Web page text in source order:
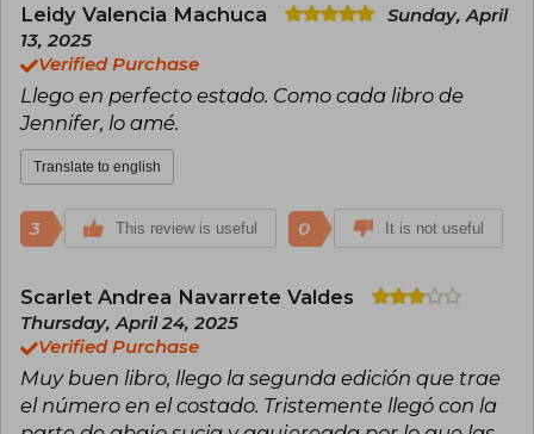
fiction, the latter under the pseudonym J. Lynn.
Elements, Wicked, and Frigid series, as well as
standalone novels like Cursed and Never Say
Always. With multiple awards and millions of
copies sold, Armentrout continues to dominate
Leidy Valencia Machuca
Sunday, April
13, 2025
Verified Purchase
Llego en perfecto estado. Como cada libro de
Jennifer, lo amé.
Translate to english
3 This review is useful 0 It is not useful
Scarlet Andrea Navarrete Valdes
Thursday, April 24, 2025
Verified Purchase
Muy buen libro, llego la segunda edición que trae
el número en el costado. Tristemente llegó con la